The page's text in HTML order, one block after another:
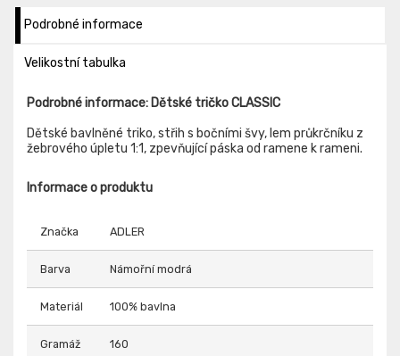
Podrobné informace
Velikostní tabulka
Podrobné informace: Dětské tričko CLASSIC
Dětské bavlněné triko, střih s bočními švy, lem průkrčníku z
žebrového úpletu 1:1, zpevňující páska od ramene k rameni.
Informace o produktu
Značka ADLER
Barva Námořní modrá
Materiál 100% bavlna
Gramáž 160